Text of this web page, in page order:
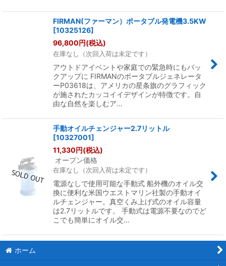
FIRMAN(ファーマン）ポータブル発電機3.5KW
[10325126]
96,800円(税込)
在庫なし（次回入荷は未定です）
アウトドアイベントや家庭での緊急時にもバッ
クアップに FIRMANのポータブルジェネレータ
ーP03618は、アメリカの星条旗のグラフィック
が施されたカッコイイデザインが特徴です。自
由な自然を楽しむア…
手動オイルチェンジャー2.7リットル
[10327001]
11,330円(税込)
オープン価格
在庫なし（次回入荷は未定です）
電源なしで使用可能な手動式 船外機のオイル交
換に便利な米国ウエストマリン社製の手動オイ
ルチェンジャー。真空くみ上げ式のオイル容量
は2.7リットルです。 手動式は電源不要なのでど
こでも簡単にオイル交…
ホーム